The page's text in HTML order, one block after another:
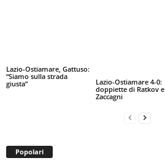
Lazio-Ostiamare, Gattuso:
“Siamo sulla strada
giusta”
Lazio-Ostiamare 4-0:
doppiette di Ratkov e
Zaccagni
Popolari